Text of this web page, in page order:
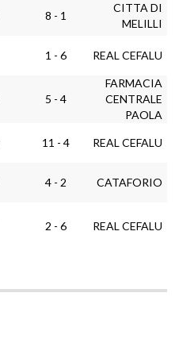
8 - 1
CITTA DI
MELILLI
1 - 6 REAL CEFALU
5 - 4
FARMACIA
CENTRALE
PAOLA
11 - 4 REAL CEFALU
4 - 2 CATAFORIO
2 - 6 REAL CEFALU